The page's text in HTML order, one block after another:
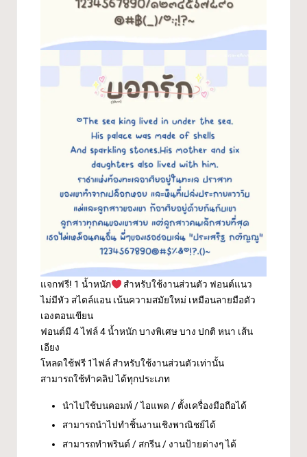
แจกฟรี! 1 น้ำหนัก
สำหรับใช้งานส่วนตัว ฟอนต์แนว
ไม่มีหัว สไตล์แอน เน้นความสมัยใหม่ เหมือนลายมือตัว
เองตอนเขียน
ฟอนต์มี 4 ไฟล์ 4 น้ำหนัก บางพิเศษ บาง ปกติ หนา เส้น
เอียง
โหลดใช้ฟรี 1ไฟล์ สำหรับใช้งานส่วนตัวเท่านั้น
สามารถใช้ทำคลิป ได้ทุกประเภท
นำไปใช้บนคอมพ์ / ไอแพด / ตั้งเครื่องมือถือได้
สามารถนำไปทำชิ้นงานเชิงพาณิชย์ได้
สามารถทำพรินต์ / สกรีน / งานป้ายต่างๆ ได้